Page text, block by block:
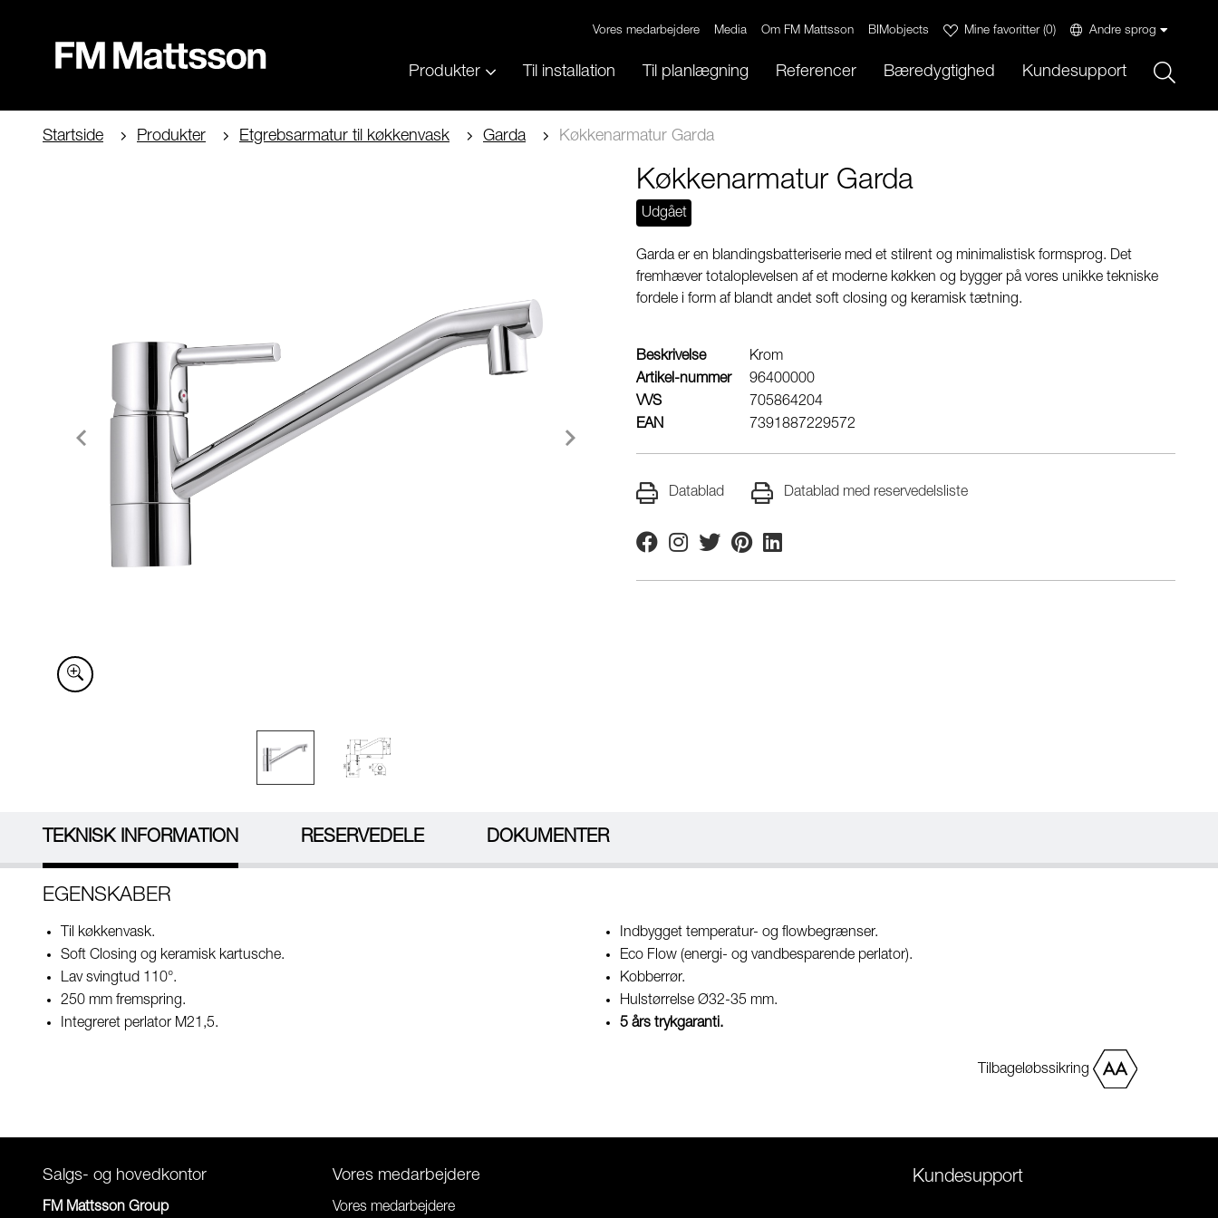
Vores medarbejdere Media Om FM Mattsson BIMobjects Mine favoritter(0) Andre sprog
Produkter Til installation Til planlægning Referencer Bæredygtighed Kundesupport
Startside Produkter Etgrebsarmatur til køkkenvask Garda Køkkenarmatur Garda
Køkkenarmatur Garda
Udgået
Garda er en blandingsbatteriserie med et stilrent og minimalistisk formsprog. Det
fremhæver totaloplevelsen af et moderne køkken og bygger på vores unikke tekniske
fordele i form af blandt andet soft closing og keramisk tætning.
Beskrivelse
Krom
Artikel-nummer
96400000
VVS
705864204
EAN
7391887229572
Datablad Datablad med reservedelsliste
FacebookInstagram
TwitterPinterestLinkedin
TEKNISK INFORMATION RESERVEDELE DOKUMENTER
EGENSKABER
Til køkkenvask.
Soft Closing og keramisk kartusche.
Lav svingtud 110°.
250 mm fremspring.
Integreret perlator M21,5.
Indbygget temperatur- og flowbegrænser.
Eco Flow (energi- og vandbesparende perlator).
Kobberrør.
Hulstørrelse Ø32-35 mm.
5 års trykgaranti.
Tilbageløbssikring
Salgs- og hovedkontor
FM Mattsson Group
Vores medarbejdere
Vores medarbejdere
Kundesupport